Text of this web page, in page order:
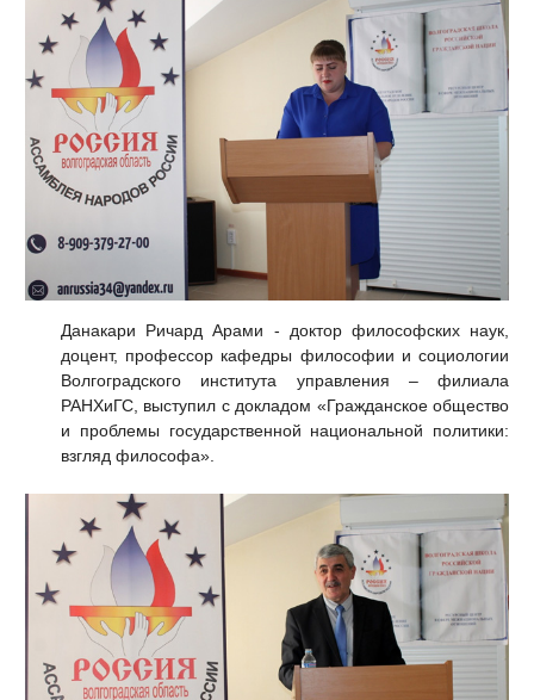
Данакари Ричард Арами - доктор философских наук,
доцент, профессор кафедры философии и социологии
Волгоградского института управления – филиала
РАНХиГС, выступил с докладом «Гражданское общество
и проблемы государственной национальной политики:
взгляд философа».